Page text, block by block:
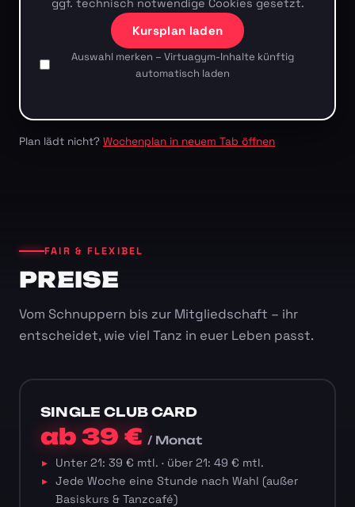
ggf. technisch notwendige Cookies gesetzt.
Kursplan laden
Auswahl merken – Virtuagym-Inhalte künftig
automatisch laden
Plan lädt nicht? Wochenplan in neuem Tab öffnen
FAIR & FLEXIBEL
PREISE
Vom Schnuppern bis zur Mitgliedschaft – ihr
entscheidet, wie viel Tanz in euer Leben passt.
SINGLE CLUB CARD
ab 39 €/ Monat
Unter 21: 39 € mtl. · über 21: 49 € mtl.
Jede Woche eine Stunde nach Wahl (außer
Basiskurs & Tanzcafé)